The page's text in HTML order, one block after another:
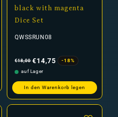
black with magenta
Dice Set
QWSSRUN08
Preis
€18,00 €14,75
-18%
auf Lager
In den Warenkorb legen